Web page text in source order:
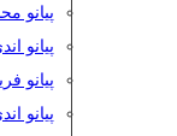
پیانو
پیانو
پیانو
پیانو